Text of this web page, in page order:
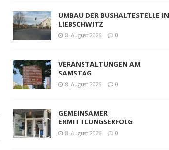
UMBAU DER BUSHALTESTELLE IN
LIEBSCHWITZ
8. August 2026 0
VERANSTALTUNGEN AM
SAMSTAG
8. August 2026 0
GEMEINSAMER
ERMITTLUNGSERFOLG
8. August 2026 0